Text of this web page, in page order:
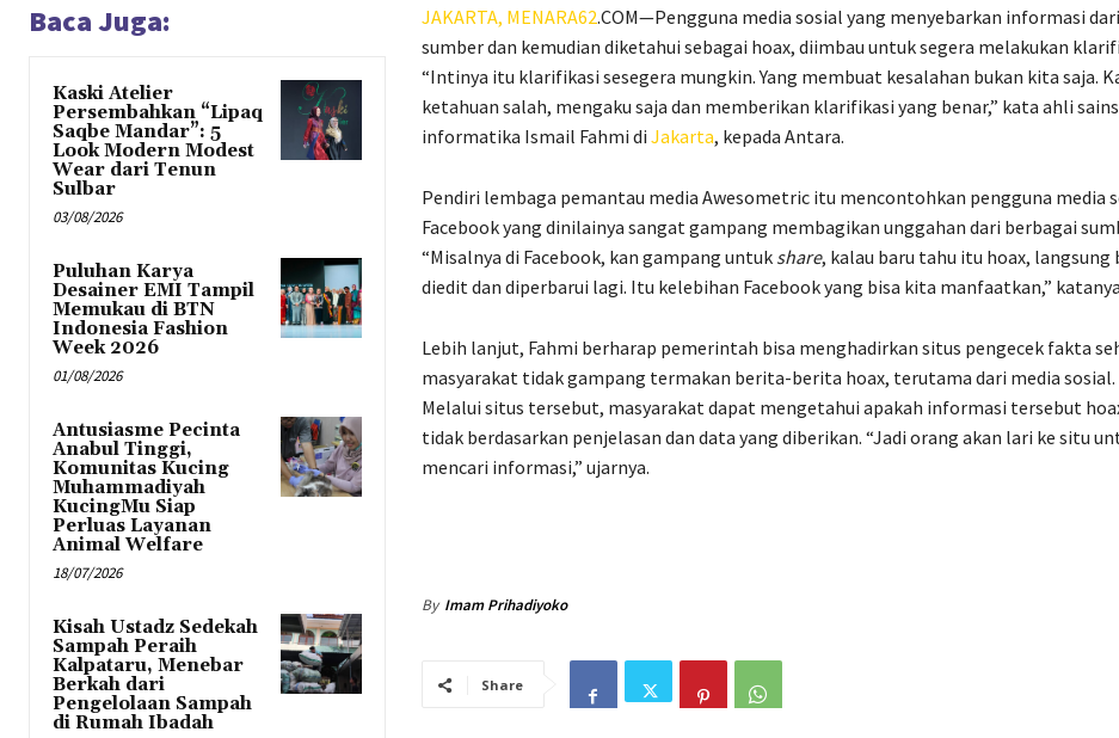
Baca Juga:
Kaski Atelier
Persembahkan “Lipaq
Saqbe Mandar”: 5
Look Modern Modest
Wear dari Tenun
Sulbar
03/08/2026
Puluhan Karya
Desainer EMI Tampil
Memukau di BTN
Indonesia Fashion
Week 2026
01/08/2026
Antusiasme Pecinta
Anabul Tinggi,
Komunitas Kucing
Muhammadiyah
KucingMu Siap
Perluas Layanan
Animal Welfare
18/07/2026
Kisah Ustadz Sedekah
Sampah Peraih
Kalpataru, Menebar
Berkah dari
Pengelolaan Sampah
di Rumah Ibadah
JAKARTA, MENARA62.COM—Pengguna media sosial yang menyebarkan informasi
sumber dan kemudian diketahui sebagai hoax, diimbau untuk segera melakukan
“Intinya itu klarifikasi sesegera mungkin. Yang membuat kesalahan bukan kita saja.
ketahuan salah, mengaku saja dan memberikan klarifikasi yang benar,” kata ahli sains
informatika Ismail Fahmi di Jakarta, kepada Antara.
Pendiri lembaga pemantau media Awesometric itu mencontohkan pengguna media
Facebook yang dinilainya sangat gampang membagikan unggahan dari berbagai
“Misalnya di Facebook, kan gampang untuk share, kalau baru tahu itu hoax, langsung
diedit dan diperbarui lagi. Itu kelebihan Facebook yang bisa kita manfaatkan,”
Lebih lanjut, Fahmi berharap pemerintah bisa menghadirkan situs pengecek fakta
masyarakat tidak gampang termakan berita-berita hoax, terutama dari media sosial.
Melalui situs tersebut, masyarakat dapat mengetahui apakah informasi tersebut
tidak berdasarkan penjelasan dan data yang diberikan. “Jadi orang akan lari ke situ
mencari informasi,” ujarnya.
By Imam Prihadiyoko
Share